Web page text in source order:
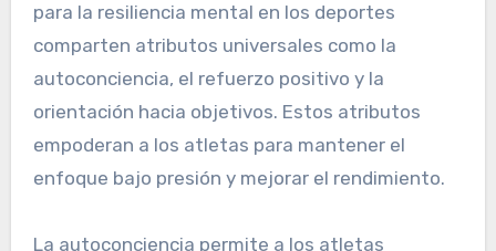
para la resiliencia mental en los deportes
comparten atributos universales como la
autoconciencia, el refuerzo positivo y la
orientación hacia objetivos. Estos atributos
empoderan a los atletas para mantener el
enfoque bajo presión y mejorar el rendimiento.
La autoconciencia permite a los atletas